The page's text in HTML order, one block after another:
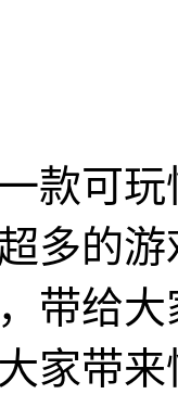
款可
多的
带给
家带